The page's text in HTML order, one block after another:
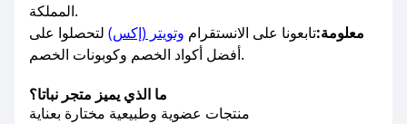
المملكة.
معلومة:تابعونا على الانستقرام وتويتر (إكس) لتحصلوا على
أفضل أكواد الخصم وكوبونات الخصم.
ما الذي يميز متجر نباتا؟
منتجات عضوية وطبيعية مختارة بعناية